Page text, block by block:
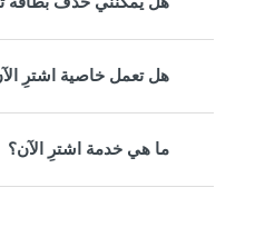
هل تعمل خاصية اشترِ
ما هي خدمة اشترِ الآن؟